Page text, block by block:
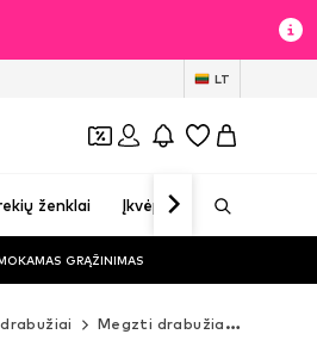
LT
ženklai Įkvėpimas
GRĄŽINIMAS
Megzti drabužiai